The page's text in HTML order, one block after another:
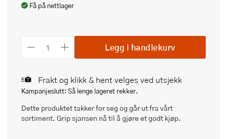
Få på nettlager
Legg i handlekurv
Frakt og klikk & hent velges ved utsjekk
Kampanjeslutt: Så lenge lageret rekker.
Dette produktet takker for seg og går ut fra vårt
sortiment. Grip sjansen nå til å gjøre et godt kjøp.